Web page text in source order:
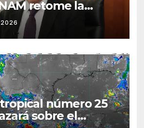
retome la
e inicie el
mediante el
número 25
sobre el